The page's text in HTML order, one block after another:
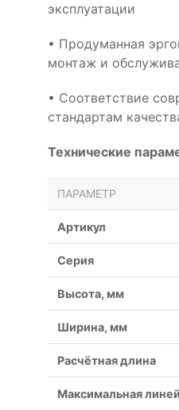
эксплуатации
• Продуманная
монтаж и
• Соответствие
стандартам
Технические
ПАРАМЕТР
Артикул
Серия
Высота, мм
Ширина, мм
Расчётная длина
Максимальная